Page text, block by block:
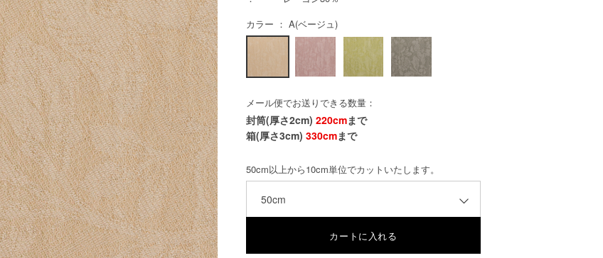
カラー ： A(ベージュ)
メール便でお送りできる数量：
封筒(厚さ2cm) 220cmまで
箱(厚さ3cm) 330cmまで
50cm以上から10cm単位でカットいたします。
50cm